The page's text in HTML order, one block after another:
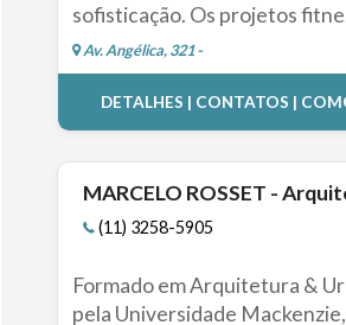
sofisticação. Os projetos
Av. Angélica, 321 -
DETALHES | CONTATOS |
MARCELO ROSSET -
(11) 3258-5905
Formado em Arquitetura &
pela Universidade